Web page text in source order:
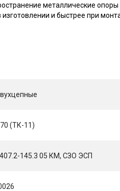
металлические
и быстрее при
(ТК-11)
145.3 05 КМ, СЗО ЭСП